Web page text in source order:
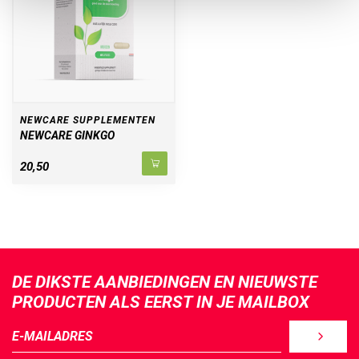
NEWCARE SUPPLEMENTEN
NEWCARE GINKGO
20,50
DE DIKSTE AANBIEDINGEN EN NIEUWSTE
PRODUCTEN ALS EERST IN JE MAILBOX